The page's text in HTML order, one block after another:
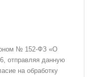
№ 152-ФЗ «О
отправляя данную
на обработку